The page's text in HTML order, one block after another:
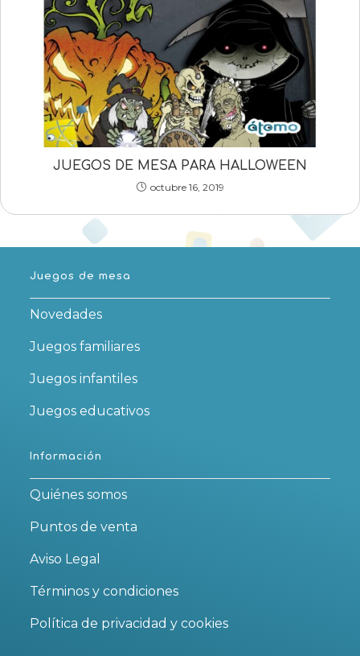
JUEGOS DE MESA PARA HALLOWEEN
octubre 16, 2019
Juegos de mesa
Novedades
Juegos familiares
Juegos infantiles
Juegos educativos
Información
Quiénes somos
Puntos de venta
Aviso Legal
Términos y condiciones
Política de privacidad y cookies